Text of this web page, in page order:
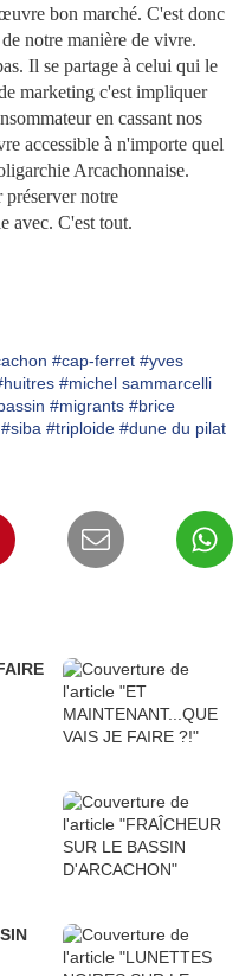
bon marché. C'est donc
notre manière de vivre.
Il se partage à celui qui le
marketing c'est impliquer
en cassant nos
accessible à n'importe quel
Arcachonnaise.
notre
avec. C'est tout.
#cap-ferret #yves
#michel sammarcelli
#migrants #brice
#siba #triploide #dune du pilat